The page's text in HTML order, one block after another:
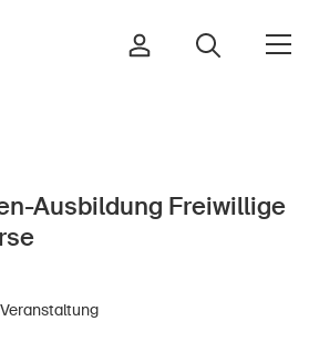
Ausbildung Freiwillige